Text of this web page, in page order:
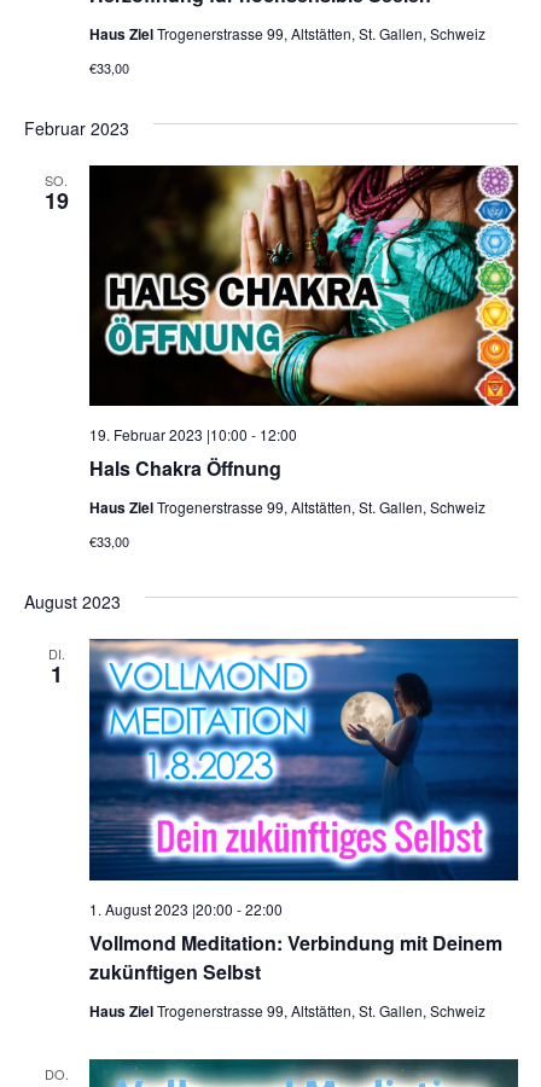
Haus ZielTrogenerstrasse 99, Altstätten, St. Gallen, Schweiz
€33,00
Februar 2023
SO.
19
Hals Chakra Öffnung
19. Februar 2023 |10:00 - 12:00
Haus ZielTrogenerstrasse 99, Altstätten, St. Gallen, Schweiz
€33,00
August 2023
DI.
1
Vollmond Meditation: Verbindung mit Deinem
zukünftigen Selbst
1. August 2023 |20:00 -22:00
Haus ZielTrogenerstrasse 99, Altstätten, St. Gallen, Schweiz
DO.